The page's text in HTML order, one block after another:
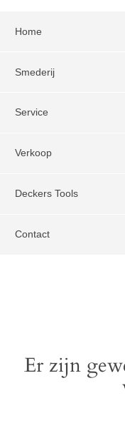
Home
Smederij
Service
Verkoop
Deckers Tools
Contact
Er zijn